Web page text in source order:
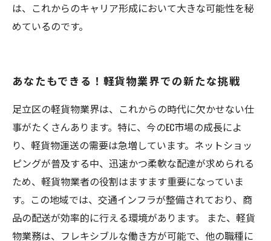
は、これからのキャリア形成において大きな可能性を秘
めているのです。
あなたもできる！軽貨物業界での新たな挑戦
足立区の軽貨物業界は、これからの時代に欠かせない仕
事がたくさんあります。特に、今のEC市場の成長によ
り、軽貨物運送の需要は急増しています。ネットショッ
ピングが普及する中、迅速かつ柔軟な配達が求められる
ため、軽貨物業者の役割はますます重要になっていま
す。この地域では、交通インフラが整備されており、商
品の配送が効率的に行える環境があります。 また、軽貨
物業務は、フレキシブルな働き方が可能で、他の職種に